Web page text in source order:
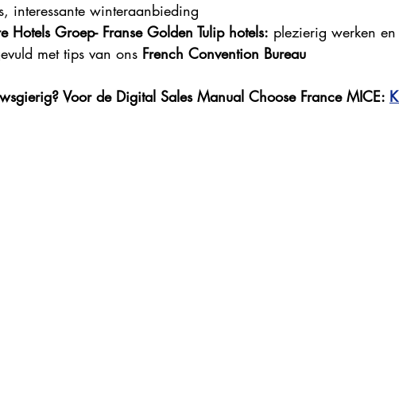
interessante winteraanbieding
Hotels Groep- Franse Golden Tulip hotels: plezierig werken
met tips van ons French Convention Bureau
Voor de Digital Sales Manual Choose France MICE: